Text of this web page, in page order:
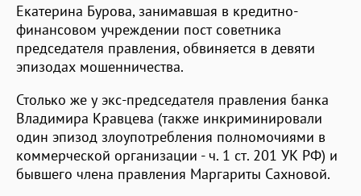
Екатерина Бурова, занимавшая в кредитно-
финансовом учреждении пост советника
председателя правления, обвиняется в девяти
эпизодах мошенничества.
Столько же у экс-председателя правления банка
Владимира Кравцева (также инкриминировали
один эпизод злоупотребления полномочиями в
коммерческой организации - ч. 1 ст. 201 УК РФ) и
бывшего члена правления Маргариты Сахновой.